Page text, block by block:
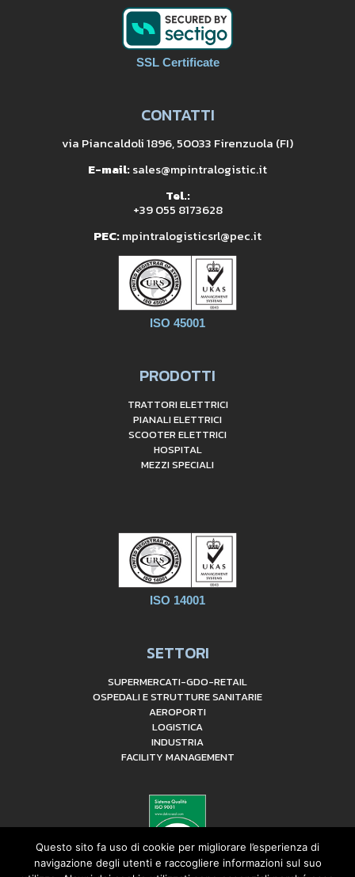
SSL Certificate
CONTATTI
via Piancaldoli 1896, 50033 Firenzuola (FI)
E-mail:sales@mpintralogistic.it
Tel.:
+39 055 8173628
PEC:mpintralogisticsrl@pec.it
ISO 45001
PRODOTTI
TRATTORI ELETTRICI
PIANALI ELETTRICI
SCOOTER ELETTRICI
HOSPITAL
MEZZI SPECIALI
ISO 14001
SETTORI
SUPERMERCATI-GDO-RETAIL
OSPEDALI E STRUTTURE SANITARIE
AEROPORTI
LOGISTICA
INDUSTRIA
FACILITY MANAGEMENT
Questo sito fa uso di cookie per migliorare l’esperienza di
navigazione degli utenti e raccogliere informazioni sul suo